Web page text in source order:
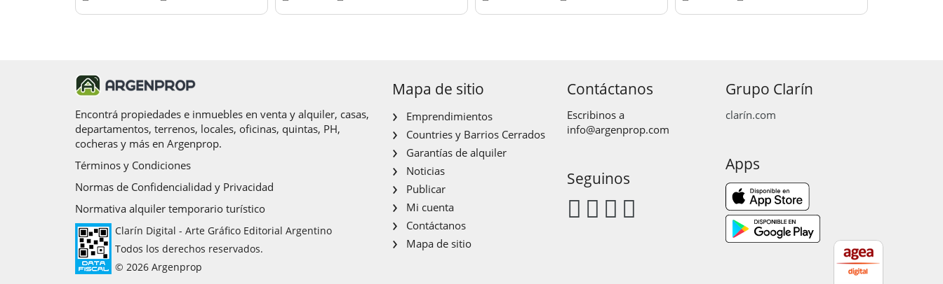
Encontrá propiedades e inmuebles en venta y alquiler, casas,
departamentos, terrenos, locales, oficinas, quintas, PH,
cocheras y más en Argenprop.
Términos y Condiciones
Normas de Confidencialidad y Privacidad
Normativa alquiler temporario turístico
Clarín Digital - Arte Gráfico Editorial Argentino
Todos los derechos reservados.
© 2026 Argenprop
Mapa de sitio
Emprendimientos
Countries y Barrios Cerrados
Garantías de alquiler
Noticias
Publicar
Mi cuenta
Contáctanos
Mapa de sitio
Contáctanos
Escribinos a
info@argenprop.com
Seguinos
Grupo Clarín
clarín.com
Apps